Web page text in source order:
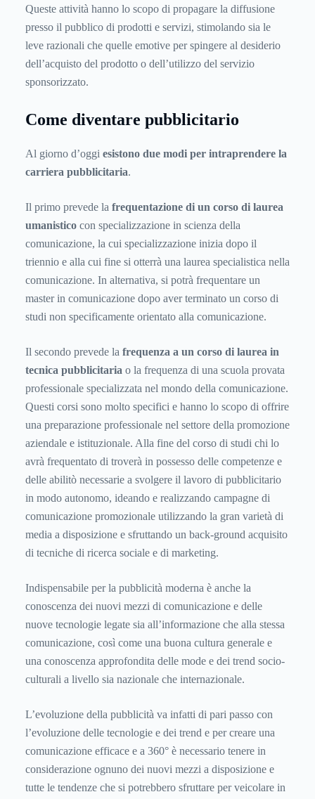
Queste attività hanno lo scopo di propagare la diffusione
presso il pubblico di prodotti e servizi, stimolando sia le
leve razionali che quelle emotive per spingere al desiderio
dell’acquisto del prodotto o dell’utilizzo del servizio
sponsorizzato.
Come diventare pubblicitario
Al giorno d’oggi esistono due modi per intraprendere la
carriera pubblicitaria.
Il primo prevede la frequentazione di un corso di laurea
umanistico con specializzazione in scienza della
comunicazione, la cui specializzazione inizia dopo il
triennio e alla cui fine si otterrà una laurea specialistica nella
comunicazione. In alternativa, si potrà frequentare un
master in comunicazione dopo aver terminato un corso di
studi non specificamente orientato alla comunicazione.
Il secondo prevede la frequenza a un corso di laurea in
tecnica pubblicitaria o la frequenza di una scuola provata
professionale specializzata nel mondo della comunicazione.
Questi corsi sono molto specifici e hanno lo scopo di offrire
una preparazione professionale nel settore della promozione
aziendale e istituzionale. Alla fine del corso di studi chi lo
avrà frequentato di troverà in possesso delle competenze e
delle abilitò necessarie a svolgere il lavoro di pubblicitario
in modo autonomo, ideando e realizzando campagne di
comunicazione promozionale utilizzando la gran varietà di
media a disposizione e sfruttando un back-ground acquisito
di tecniche di ricerca sociale e di marketing.
Indispensabile per la pubblicità moderna è anche la
conoscenza dei nuovi mezzi di comunicazione e delle
nuove tecnologie legate sia all’informazione che alla stessa
comunicazione, così come una buona cultura generale e
una conoscenza approfondita delle mode e dei trend socio-
culturali a livello sia nazionale che internazionale.
L’evoluzione della pubblicità va infatti di pari passo con
l’evoluzione delle tecnologie e dei trend e per creare una
comunicazione efficace e a 360° è necessario tenere in
considerazione ognuno dei nuovi mezzi a disposizione e
tutte le tendenze che si potrebbero sfruttare per veicolare in